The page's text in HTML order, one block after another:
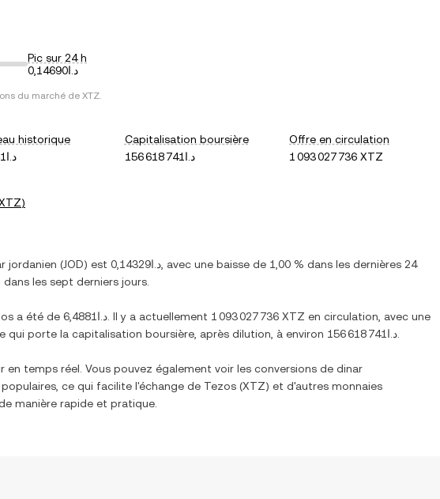
Pic sur 24 h
د.ا0,14690
du marché de XTZ.
historique
د.ا0,020561
Capitalisation boursière
د.ا156 618 741
Offre en circulation
1 093 027 736 XTZ
)
jordanien (JOD) est د.ا0,14329 , avec une baisse de 1,00 % dans les dernières 24
dans les sept derniers jours.
a été de د.ا6,4881 . Il y a actuellement 1 093 027 736 XTZ en circulation, avec une
qui porte la capitalisation boursière, après dilution, à environ د.ا156 618 741
en temps réel. Vous pouvez également voir les conversions de dinar
ce qui facilite l'échange de Tezos (XTZ) et d'autres monnaies
manière rapide et pratique.